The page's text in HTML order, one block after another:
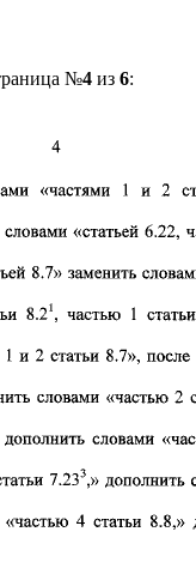
№4из 6: